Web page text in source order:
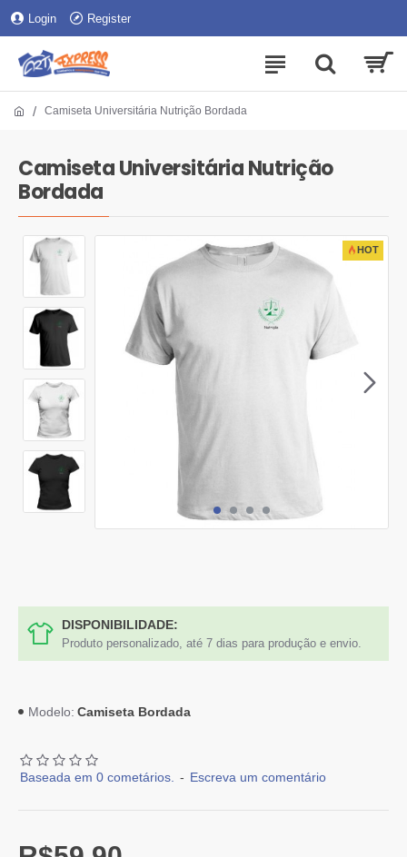
Login Register
Camiseta Universitária Nutrição Bordada
Camiseta Universitária Nutrição
Bordada
HOT
DISPONIBILIDADE:
Produto personalizado, até 7 dias para produção e envio.
Modelo: Camiseta Bordada
Baseada em 0 cometários. - Escreva um comentário